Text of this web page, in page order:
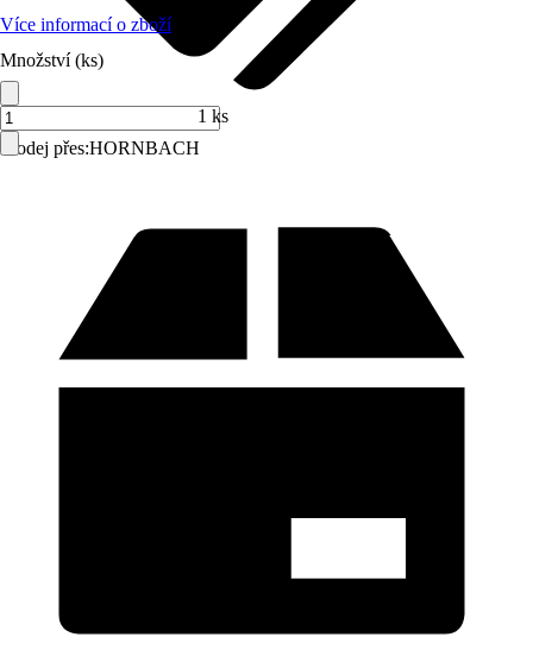
Prodej přes:HORNBACH
Více informací o zboží
Množství (ks)
1 ks